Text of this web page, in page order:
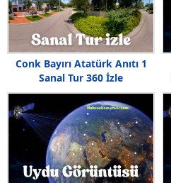
Conk Bayırı Atatürk Anıtı 1
Sanal Tur 360 İzle